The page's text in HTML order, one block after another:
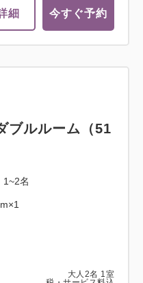
細 今すぐ予約
大人 2名 1 室
ブルルーム（51
1~2名